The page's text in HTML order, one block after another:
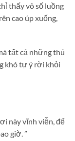
thấy vô số luồng
cao úp xuống,
tất cả những thủ
khó tự ý rời khỏi
này vĩnh viễn, để
giờ. ”